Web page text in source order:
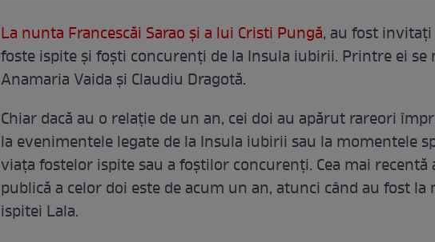
La nunta Francescăi Sarao și a lui Cristi Pungă, au fost
foste ispite și foști concurenți de la Insula iubirii. Printre ei se
Anamaria Vaida și Claudiu Dragotă.
Chiar dacă au o relație de un an, cei doi au apărut rareori
la evenimentele legate de la Insula iubirii sau la momentele
viața fostelor ispite sau a foștilor concurenți. Cea mai recentă
publică a celor doi este de acum un an, atunci când au fost la
ispitei Lala.